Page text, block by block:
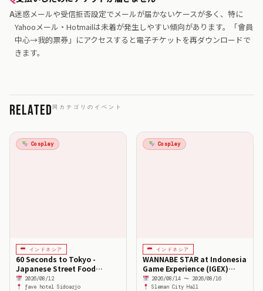
迷惑メールや受信拒否設定でメールが届かないケースが多く、特に
Yahooメール・Hotmailは未着が発生しやすい傾向があります。「會員
中心→我的票券」にアクセスすると電子チケットを再ダウンロードで
きます。
Related同カテゴリのイベント
Cosplay
インドネシア
60 Seconds to Tokyo -
Japanese Street Food
Festival
2026/08/12
fave hotel Sidoarjo
Cosplay
インドネシア
WANNABE STAR at Indonesia
Game Experience (IGEX)
Yogyakarta 2026
2026/08/14 〜 2026/08/16
Sleman City Hall